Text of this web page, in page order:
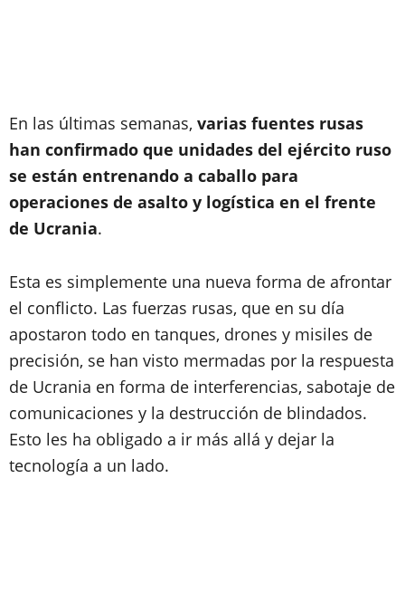
En las últimas semanas, varias fuentes rusas
han confirmado que unidades del ejército ruso
se están entrenando a caballo para
operaciones de asalto y logística en el frente
de Ucrania.
Esta es simplemente una nueva forma de afrontar
el conflicto. Las fuerzas rusas, que en su día
apostaron todo en tanques, drones y misiles de
precisión, se han visto mermadas por la respuesta
de Ucrania en forma de interferencias, sabotaje de
comunicaciones y la destrucción de blindados.
Esto les ha obligado a ir más allá y dejar la
tecnología a un lado.